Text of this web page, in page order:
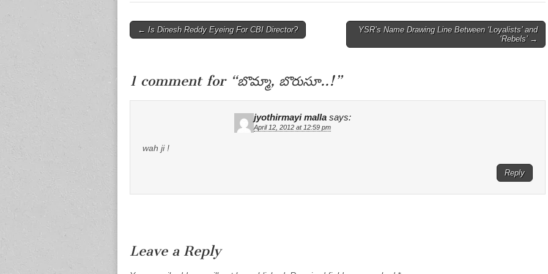
Post
← Is Dinesh Reddy Eyeing For CBI Director?
YSR’s Name Drawing Line Between ‘Loyalists’ and
‘Rebels’ →
1 comment for “బొమ్మా, బొరుసూ..!”
jyothirmayi malla says:
April 12, 2012 at 12:59 pm
wah ji !
Reply
Leave a Reply